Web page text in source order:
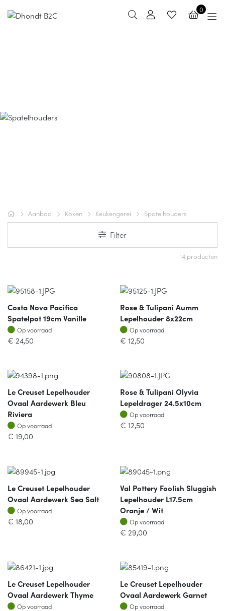
0
Aanbod Koken Keukengerei Spatelhouders
Filter
14 producten
Costa Nova Pacifica
Spatelpot 19cm Vanille
Op voorraad
Op voorraad
€ 24,50
Rose & Tulipani Aumm
Lepelhouder 8x22cm
Op voorraad
Op voorraad
€ 12,50
Le Creuset Lepelhouder
Ovaal Aardewerk Bleu
Riviera
Op voorraad
Op voorraad
€ 19,00
Rose & Tulipani Olyvia
Lepeldrager 24.5x10cm
Op voorraad
Op voorraad
€ 12,50
Le Creuset Lepelhouder
Ovaal Aardewerk Sea Salt
Op voorraad
Op voorraad
€ 18,00
Val Pottery Foolish Sluggish
Lepelhouder L17.5cm
Oranje / Wit
Op voorraad
Op voorraad
€ 29,00
Le Creuset Lepelhouder
Ovaal Aardewerk Thyme
Op voorraad
Op voorraad
Le Creuset Lepelhouder
Ovaal Aardewerk Garnet
Op voorraad
Op voorraad